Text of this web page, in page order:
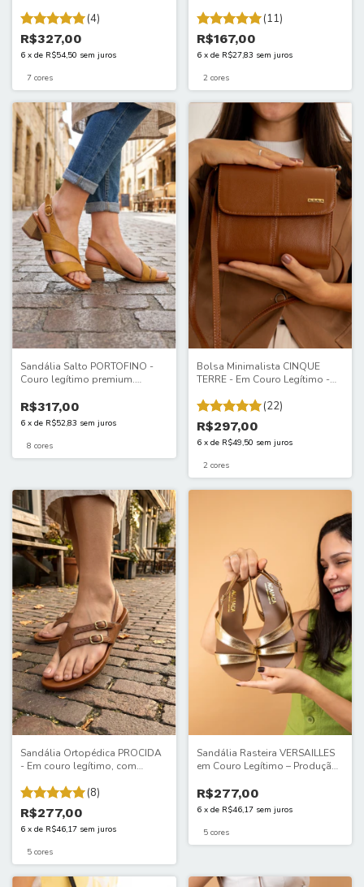
olhares. Altura 4,5 cm. 2137ITA
(4)
R$327,00
6 x de R$54,50 sem juros
7 cores
(11)
R$167,00
6 x de R$27,83 sem juros
2 cores
Sandália Salto PORTOFINO -
Couro legítimo premium.
com leveza. Altura 4,5 cm.
2129/ITA
R$317,00
6 x de R$52,83 sem juros
8 cores
Bolsa Minimalista CINQUE
TERRE - Em Couro Legítimo -
impecável, compacte o
necessário com elegância
discreta. 070ITA
(22)
R$297,00
6 x de R$49,50 sem juros
2 cores
Sandália Ortopédica PROCIDA
- Em couro legítimo, com
Presença que impressiona.
Palmilha macia para máximo
bem-estar. 203/P/F/ITA
(8)
R$277,00
6 x de R$46,17 sem juros
5 cores
Sandália Rasteira VERSAILLES
em Couro Legítimo – Produção
Palmilha em Couro. 912ITA
R$277,00
6 x de R$46,17 sem juros
5 cores